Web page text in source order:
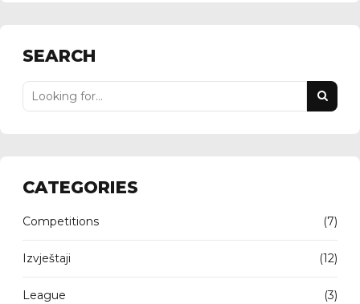
SEARCH
CATEGORIES
Competitions (7)
Izvještaji (12)
League (3)